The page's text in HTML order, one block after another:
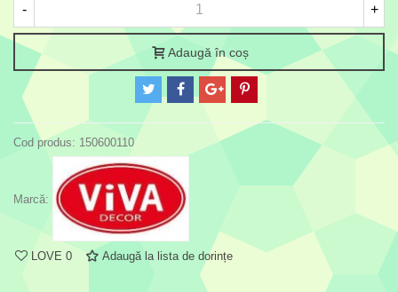
- +
Adaugă în coș
Cod produs: 150600110
Marcă:
LOVE 0 Adaugă la lista de dorințe